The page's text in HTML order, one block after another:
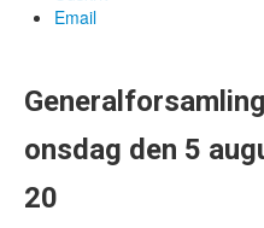
Email
onsdag den 5
20